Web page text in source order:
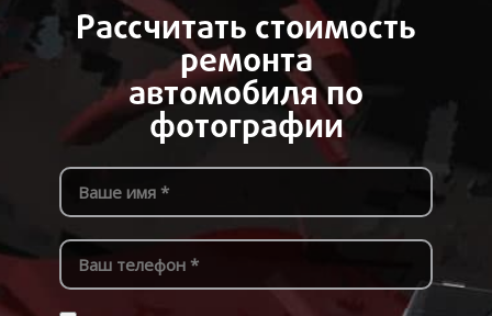
Рассчитать стоимость
ремонта
автомобиля по
фотографии